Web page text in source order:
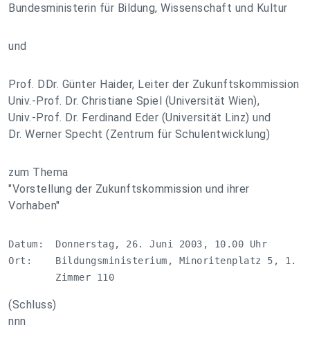
Bundesministerin für Bildung, Wissenschaft und Kultur
und
Prof. DDr. Günter Haider, Leiter der Zukunftskommission
Univ.-Prof. Dr. Christiane Spiel (Universität Wien),
Univ.-Prof. Dr. Ferdinand Eder (Universität Linz) und
Dr. Werner Specht (Zentrum für Schulentwicklung)
zum Thema
"Vorstellung der Zukunftskommission und ihrer
Vorhaben"
Datum:  Donnerstag, 26. Juni 2003, 10.00 Uhr
Ort:    Bildungsministerium, Minoritenplatz 5, 1.
        Zimmer 110
(Schluss)
nnn